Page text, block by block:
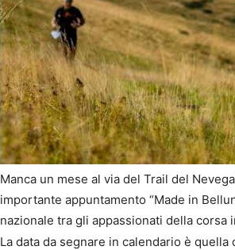
Manca un mese al via del Trail del
importante appuntamento “Made in
nazionale tra gli appassionati della corsa
La data da segnare in calendario è